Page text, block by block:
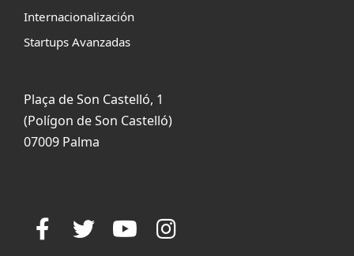
Internacionalización
Startups Avanzadas
Plaça de Son Castelló, 1
(Polígon de Son Castelló)
07009 Palma